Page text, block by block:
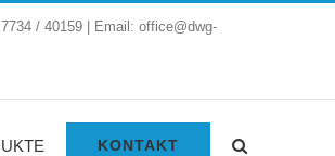
/ 40159 | Email: office@dwg-
KONTAKT